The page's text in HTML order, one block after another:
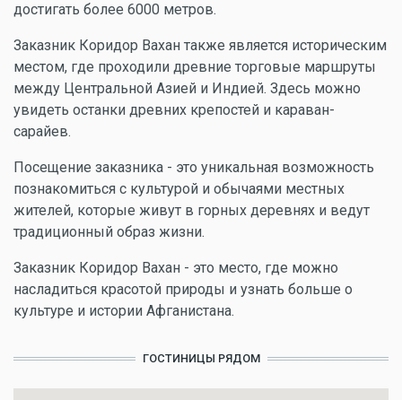
достигать более 6000 метров.
Заказник Коридор Вахан также является историческим
местом, где проходили древние торговые маршруты
между Центральной Азией и Индией. Здесь можно
увидеть останки древних крепостей и караван-
сарайев.
Посещение заказника - это уникальная возможность
познакомиться с культурой и обычаями местных
жителей, которые живут в горных деревнях и ведут
традиционный образ жизни.
Заказник Коридор Вахан - это место, где можно
насладиться красотой природы и узнать больше о
культуре и истории Афганистана.
ГОСТИНИЦЫ РЯДОМ